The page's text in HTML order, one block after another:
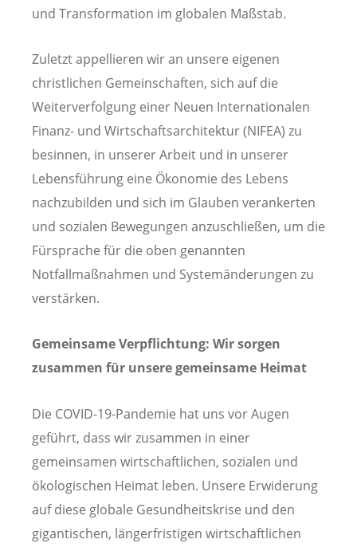
und Transformation im globalen Maßstab.
Zuletzt appellieren wir an unsere eigenen
christlichen Gemeinschaften, sich auf die
Weiterverfolgung einer Neuen Internationalen
Finanz- und Wirtschaftsarchitektur (NIFEA) zu
besinnen, in unserer Arbeit und in unserer
Lebensführung eine Ökonomie des Lebens
nachzubilden und sich im Glauben verankerten
und sozialen Bewegungen anzuschließen, um die
Fürsprache für die oben genannten
Notfallmaßnahmen und Systemänderungen zu
verstärken.
Gemeinsame Verpflichtung: Wir sorgen
zusammen für unsere gemeinsame Heimat
Die COVID-19-Pandemie hat uns vor Augen
geführt, dass wir zusammen in einer
gemeinsamen wirtschaftlichen, sozialen und
ökologischen Heimat leben. Unsere Erwiderung
auf diese globale Gesundheitskrise und den
gigantischen, längerfristigen wirtschaftlichen